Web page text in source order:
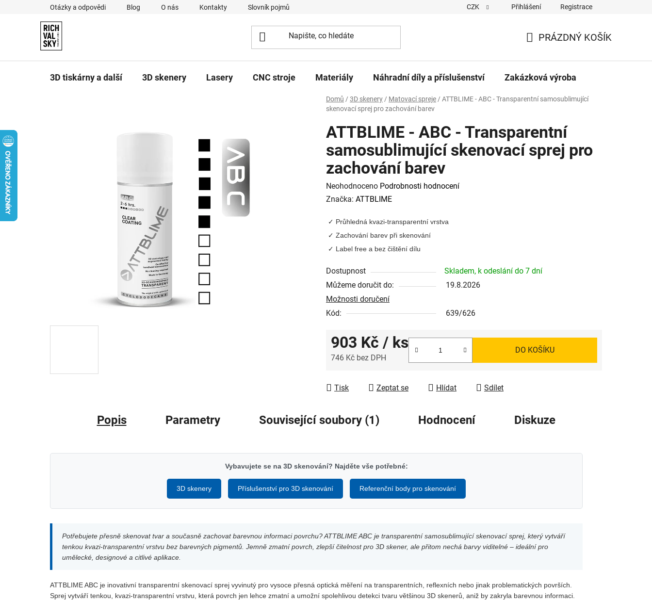
Otázky a odpovědi Blog O nás Kontakty Slovník pojmů CZK Přihlášení Registrace
KOŠÍK
PRÁZDNÝ KOŠÍK
3D tiskárny a další 3D skenery Lasery CNC stroje Materiály Náhradní díly a příslušenství Zakázková výroba
Domů / 3D skenery / Matovací spreje / ATTBLIME - ABC - Transparentní samosublimující
skenovací sprej pro zachování barev
ATTBLIME - ABC - Transparentní
samosublimující skenovací sprej pro
zachování barev
Průměrné
hodnocení
je
0,0
z
hvězdiček.
Neohodnoceno Podrobnosti hodnocení
Značka: ATTBLIME
Průhledná kvazi-transparentní vrstva
Zachování barev při skenování
Label free a bez čištění dílu
Dostupnost
Skladem, k odeslání do 7 dní
Můžeme doručit do:
19.8.2026
Možnosti doručení
Kód:
639/626
903 Kč / ks
746 Kč bez DPH
DO KOŠÍKU
Tisk Zeptat se Hlídat Sdílet
Popis Parametry Související soubory (1) Hodnocení Diskuze
Vybavujete se na 3D skenování? Najděte vše potřebné:
3D skenery Příslušenství pro 3D skenování Referenční body pro skenování
Potřebujete přesně skenovat tvar a současně zachovat barevnou informaci povrchu? ATTBLIME ABC je transparentní samosublimující skenovací sprej, který vytváří
tenkou kvazi-transparentní vrstvu bez barevných pigmentů. Jemně zmatní povrch, zlepší čitelnost pro 3D skener, ale přitom nechá barvy viditelné – ideální pro
umělecké, designové a citlivé aplikace.
ATTBLIME ABC je inovativní transparentní skenovací sprej vyvinutý pro vysoce přesná optická měření na transparentních, reflexních nebo jinak problematických površích.
Sprej vytváří tenkou, kvazi-transparentní vrstvu, která povrch jen lehce zmatní a umožní spolehlivou detekci tvaru většinou 3D skenerů, aniž by zakryla barevnou informaci.